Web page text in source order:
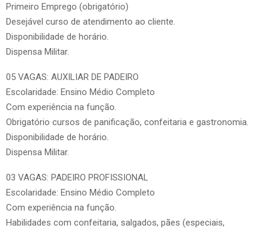
Primeiro Emprego (obrigatório)
Desejável curso de atendimento ao cliente.
Disponibilidade de horário.
Dispensa Militar.
05 VAGAS: AUXILIAR DE PADEIRO
Escolaridade: Ensino Médio Completo
Com experiência na função.
Obrigatório cursos de panificação, confeitaria e gastronomia.
Disponibilidade de horário.
Dispensa Militar.
03 VAGAS: PADEIRO PROFISSIONAL
Escolaridade: Ensino Médio Completo
Com experiência na função.
Habilidades com confeitaria, salgados, pães (especiais,